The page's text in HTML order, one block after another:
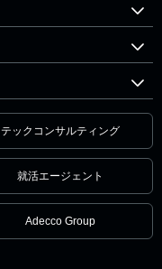
テックコンサルティング
就活エージェント
Adecco Group